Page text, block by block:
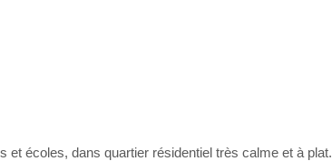
et écoles, dans quartier résidentiel très calme et à plat.